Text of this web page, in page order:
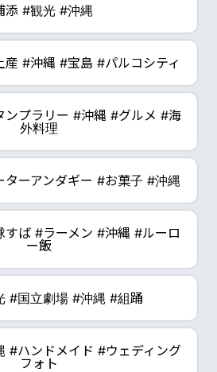
添 #観光 #沖縄
#沖縄 #宝島 #パルコシティ
プラリー #沖縄 #グルメ #海
外料理
ーアンダギー #お菓子 #沖縄
ば #ラーメン #沖縄 #ルーロ
ー飯
#国立劇場 #沖縄 #組踊
#ハンドメイド #ウェディング
フォト